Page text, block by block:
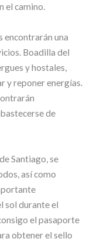
el camino.
encontrarán una
Boadilla del
y hostales,
y reponer energías.
de
Santiago, se
así como
sol durante el
el pasaporte
obtener el sello